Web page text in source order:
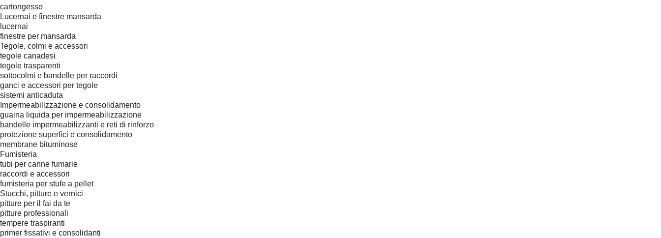
cartongesso
Lucernai e finestre mansarda
lucernai
finestre per mansarda
Tegole, colmi e accessori
tegole canadesi
tegole trasparenti
sottocolmi e bandelle per raccordi
ganci e accessori per tegole
sistemi anticaduta
Impermeabilizzazione e consolidamento
guaina liquida per impermeabilizzazione
bandelle impermeabilizzanti e reti di rinforzo
protezione superfici e consolidamento
membrane bituminose
Fumisteria
tubi per canne fumarie
raccordi e accessori
fumisteria per stufe a pellet
Stucchi, pitture e vernici
pitture per il fai da te
pitture professionali
tempere traspiranti
primer fissativi e consolidanti